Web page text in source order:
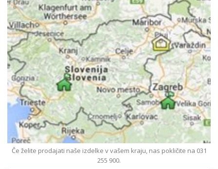
Če želite prodajati naše izdelke v vašem kraju, nas pokličite na 031
255 900.